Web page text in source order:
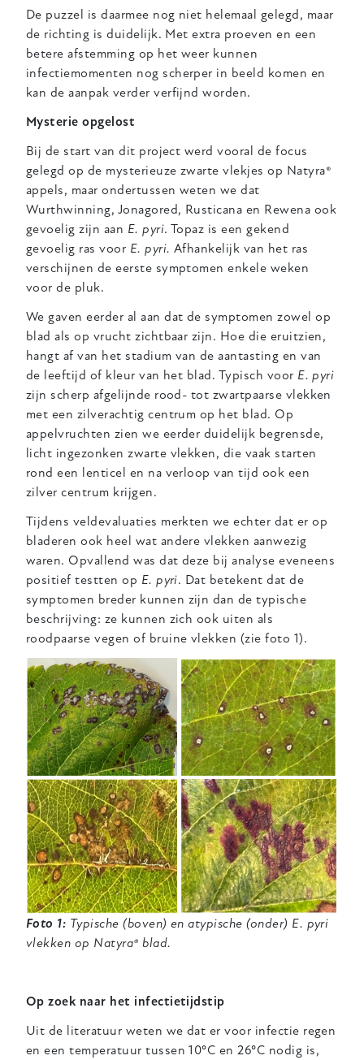
De puzzel is daarmee nog niet helemaal gelegd, maar
de richting is duidelijk. Met extra proeven en een
betere afstemming op het weer kunnen
infectiemomenten nog scherper in beeld komen en
kan de aanpak verder verfijnd worden.
Mysterie opgelost
Bij de start van dit project werd vooral de focus
gelegd op de mysterieuze zwarte vlekjes op Natyra®
appels, maar ondertussen weten we dat
Wurthwinning, Jonagored, Rusticana en Rewena ook
gevoelig zijn aan E. pyri. Topaz is een gekend
gevoelig ras voor E. pyri. Afhankelijk van het ras
verschijnen de eerste symptomen enkele weken
voor de pluk.
We gaven eerder al aan dat de symptomen zowel op
blad als op vrucht zichtbaar zijn. Hoe die eruitzien,
hangt af van het stadium van de aantasting en van
de leeftijd of kleur van het blad. Typisch voor E. pyri
zijn scherp afgelijnde rood- tot zwartpaarse vlekken
met een zilverachtig centrum op het blad. Op
appelvruchten zienwe eerder duidelijk begrensde,
licht ingezonken zwarte vlekken, die vaak starten
rond een lenticel en na verloop van tijd ook een
zilver centrum krijgen.
Tijdens veldevaluaties merkten we echter dat er op
bladeren ook heel wat andere vlekken aanwezig
waren. Opvallend was dat deze bij analyse eveneens
positief testten op E. pyri. Dat betekent dat de
symptomen breder kunnen zijn dan de typische
beschrijving: ze kunnen zich ook uiten als
roodpaarse vegen of bruine vlekken (zie foto 1).
Foto 1: Typische (boven) en atypische (onder) E. pyri
vlekken op Natyra® blad.
Op zoek naar het infectietijdstip
Uit de literatuur weten we dat er voor infectie regen
en een temperatuur tussen 10°C en 26°C nodig is,